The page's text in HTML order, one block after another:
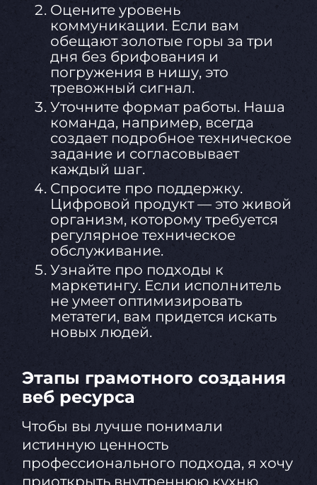
Оцените уровень
коммуникации. Если вам
обещают золотые горы за три
дня без брифования и
погружения в нишу, это
тревожный сигнал.
Уточните формат работы. Наша
команда, например, всегда
создает подробное техническое
задание и согласовывает
каждый шаг.
Спросите про поддержку.
Цифровой продукт — это живой
организм, которому требуется
регулярное техническое
обслуживание.
Узнайте про подходы к
маркетингу. Если исполнитель
не умеет оптимизировать
метатеги, вам придется искать
новых людей.
Этапы грамотного создания
веб ресурса
Чтобы вы лучше понимали
истинную ценность
профессионального подхода, я хочу
приоткрыть внутреннюю кухню